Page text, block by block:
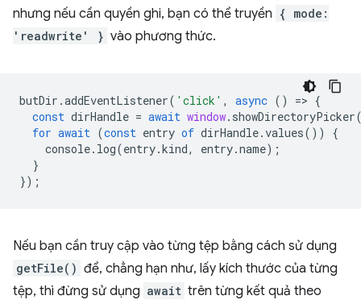
nhưng nếu cần quyền ghi, bạn có thể truyền { mode:
'readwrite' } vào phương thức.
butDir .addEventListener( 'click' , async () => {
const dirHandle = await window. showDirectoryPicker
for await (const entry of dirHandle.values())
{
console. log(entry.kind, entry.name);
}
});
Nếu bạn cần truy cập vào từng tệp bằng cách sử dụng
getFile() để, chẳng hạn như, lấy kích thước của từng
tệp, thì đừng sử dụng await trên từng kết quả theo